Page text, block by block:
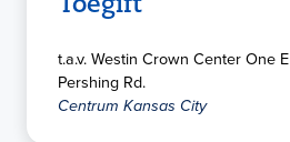
Toegift
t.a.v. Westin Crown Center One E
Pershing Rd.
Centrum Kansas City